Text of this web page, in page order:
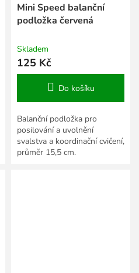
Mini Speed balanční
podložka červená
Skladem
125 Kč
Do košíku
Balanční podložka pro
posilování a uvolnění
svalstva a koordinační cvičení,
průměr 15,5 cm.